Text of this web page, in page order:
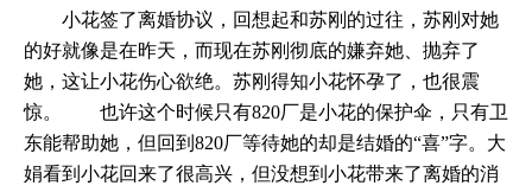
小花签了离婚协议，回想起和苏刚的过往，苏刚对她
的好就像是在昨天，而现在苏刚彻底的嫌弃她、抛弃了
她，这让小花伤心欲绝。苏刚得知小花怀孕了，也很震
惊。 也许这个时候只有820厂是小花的保护伞，只有卫
东能帮助她，但回到820厂等待她的却是结婚的“喜”字。大
娟看到小花回来了很高兴，但没想到小花带来了离婚的消